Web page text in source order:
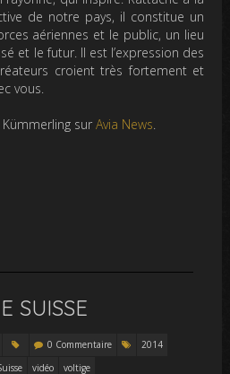
de notre pays, il constitue un
aériennes et le public, un lieu
et le futur. Il est l’expression des
croient très fortement et
vous.
Kümmerling surAvia News.
SUISSE
0 Commentaire
2014
vidéo voltige